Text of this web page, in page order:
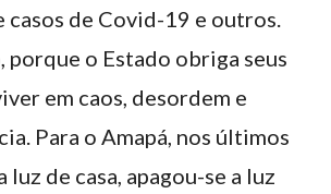
casos de Covid-19 e outros.
porque o Estado obriga seus
em caos, desordem e
Para o Amapá, nos últimos
luz de casa, apagou-se a luz